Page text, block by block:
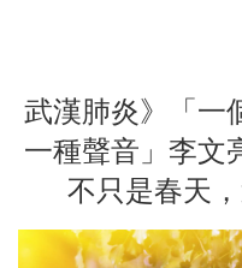
武漢肺炎》「一
一種聲音」李文
不只是春天